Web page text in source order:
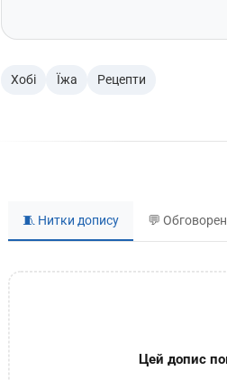
Хобі Їжа Рецепти
🧵 Нитки допису 💬
Цей допис